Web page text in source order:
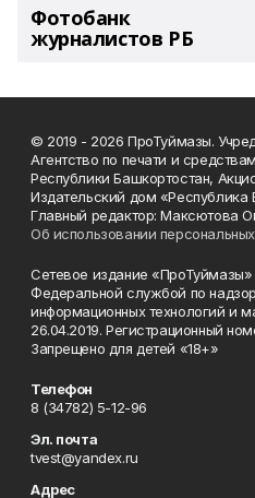
Фотобанк
журналистов РБ
© 2019 - 2026 ПроТуймазы.
Агентство по печати и
Республики Башкортостан,
Издательский дом «Республика
Главный редактор: Максютова
Об использовании
Сетевое издание «ПроТуймазы»
Федеральной службой по
информационных технологий и
26.04.2019. Регистрационный
Запрещено для детей «18+»
Телефон
8 (34782) 5-12-96
Эл. почта
tvest@yandex.ru
Адрес